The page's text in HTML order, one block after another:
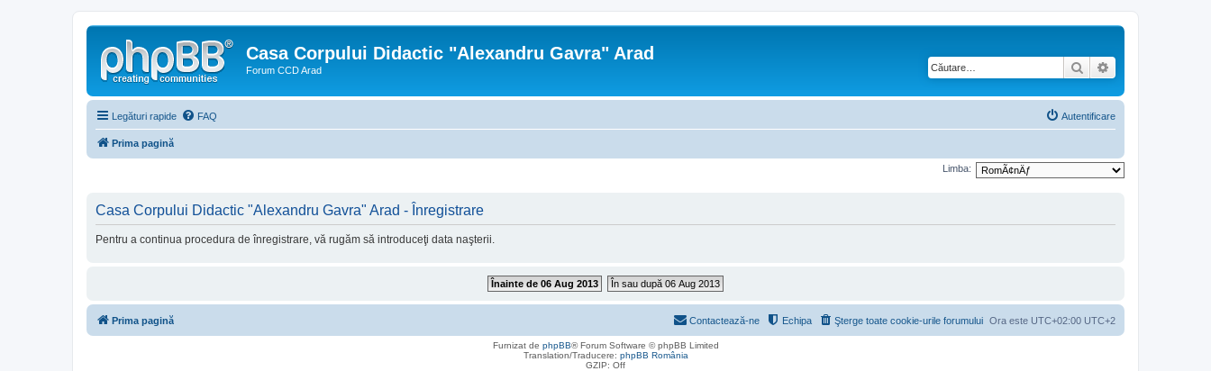
Casa Corpului Didactic "Alexandru Gavra" Arad
Forum CCD Arad Căutare
Legături rapide FAQ Autentificare
Prima pagină
Limba:
Casa Corpului Didactic "Alexandru Gavra" Arad - Înregistrare
Pentru a continua procedura de înregistrare, vă rugăm să introduceţi data naşterii.
Înainte de 06 Aug 2013 În sau după 06 Aug 2013
Prima pagină Ora este UTC+02:00 UTC+2
Şterge toate cookie-urile forumului
Echipa
Contactează-ne
Furnizat de phpBB® Forum Software © phpBB Limited
Translation/Traducere: phpBB România
GZIP: Off